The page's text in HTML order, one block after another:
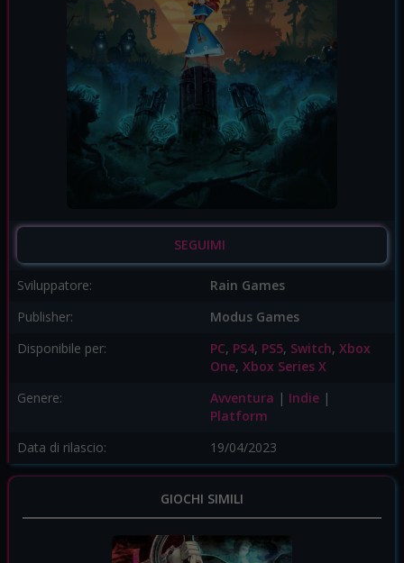
SEGUIMI
Sviluppatore:
Rain Games
Publisher:
Modus Games
Disponibile per:
PC, PS4, PS5, Switch, Xbox
One, Xbox Series X
Genere:
Avventura | Indie|
Platform
Data di rilascio:
19/04/2023
GIOCHI SIMILI